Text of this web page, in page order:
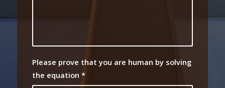
Please prove that you are human by solving
the equation *